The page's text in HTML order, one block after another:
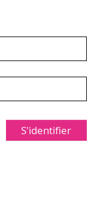
S'identifier